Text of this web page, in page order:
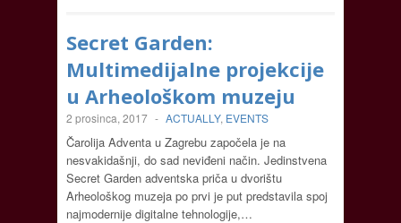
Secret Garden:
Multimedijalne projekcije
u Arheološkom muzeju
2 prosinca, 2017 - ACTUALLY, EVENTS
Čarolija Adventa u Zagrebu započela je na
nesvakidašnji, do sad neviđeni način. Jedinstvena
Secret Garden adventska priča u dvorištu
Arheološkog muzeja po prvi je put predstavila spoj
najmodernije digitalne tehnologije,…